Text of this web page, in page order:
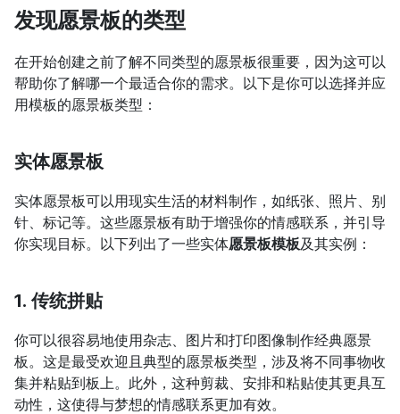
发现愿景板的类型
在开始创建之前了解不同类型的愿景板很重要，因为这可以
帮助你了解哪一个最适合你的需求。以下是你可以选择并应
用模板的愿景板类型：
实体愿景板
实体愿景板可以用现实生活的材料制作，如纸张、照片、别
针、标记等。这些愿景板有助于增强你的情感联系，并引导
你实现目标。以下列出了一些实体愿景板模板及其实例：
1. 传统拼贴
你可以很容易地使用杂志、图片和打印图像制作经典愿景
板。这是最受欢迎且典型的愿景板类型，涉及将不同事物收
集并粘贴到板上。此外，这种剪裁、安排和粘贴使其更具互
动性，这使得与梦想的情感联系更加有效。